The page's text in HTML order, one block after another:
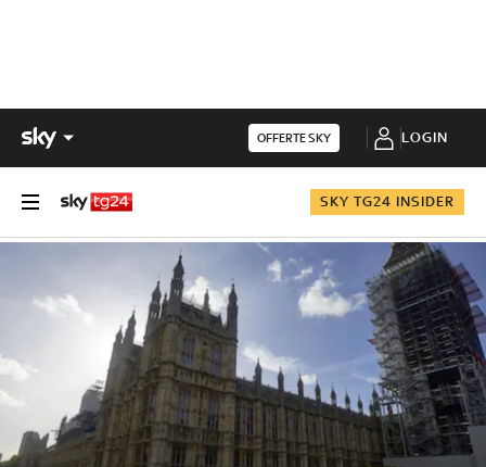
OFFERTE SKY LOGIN
SKY TG24 INSIDER